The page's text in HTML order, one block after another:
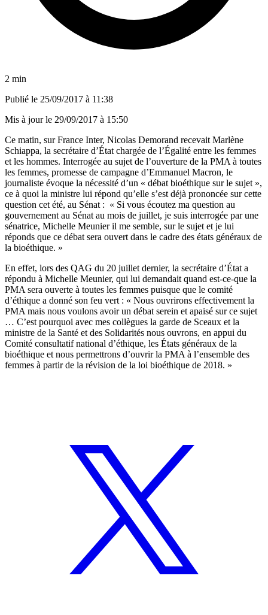
2 min
Publié le 25/09/2017 à 11:38
Mis à jour le 29/09/2017 à 15:50
Ce matin, sur France Inter, Nicolas Demorand recevait Marlène
Schiappa, la secrétaire d’État chargée de l’Égalité entre les femmes
et les hommes. Interrogée au sujet de l’ouverture de la PMA à toutes
les femmes, promesse de campagne d’Emmanuel Macron, le
journaliste évoque la nécessité d’un « débat bioéthique sur le sujet »,
ce à quoi la ministre lui répond qu’elle s’est déjà prononcée sur cette
question cet été, au Sénat : « Si vous écoutez ma question au
gouvernement au Sénat au mois de juillet, je suis interrogée par une
sénatrice, Michelle Meunier il me semble, sur le sujet et je lui
réponds que ce débat sera ouvert dans le cadre des états généraux de
la bioéthique. »
En effet, lors des QAG du 20 juillet dernier, la secrétaire d’État a
répondu à Michelle Meunier, qui lui demandait quand est-ce-que la
PMA sera ouverte à toutes les femmes puisque que le comité
d’éthique a donné son feu vert : « Nous ouvrirons effectivement la
PMA mais nous voulons avoir un débat serein et apaisé sur ce sujet
… C’est pourquoi avec mes collègues la garde de Sceaux et la
ministre de la Santé et des Solidarités nous ouvrons, en appui du
Comité consultatif national d’éthique, les États généraux de la
bioéthique et nous permettrons d’ouvrir la PMA à l’ensemble des
femmes à partir de la révision de la loi bioéthique de 2018. »